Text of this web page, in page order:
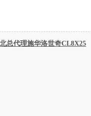
总代理施华洛世奇CL8X25